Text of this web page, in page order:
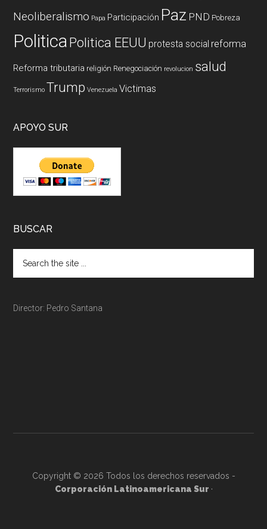
Neoliberalismo Papa Participación Paz PND Pobreza
PoliticaPolitica EEUU protesta social reforma
Reforma tributaria religión Renegociación revolucion salud
Terrorismo Trump Venezuela Victimas
APOYO SUR
BUSCAR
Director: Pedro Santana
Copyright © 2026 Todos los derechos reservados -
Corporación Latinoamericana Sur ·